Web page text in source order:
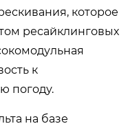
которое
ресайклинговых
к
погоду.
на базе